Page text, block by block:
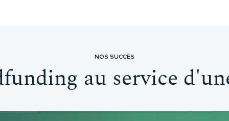
NOS SUCCÈS
au service